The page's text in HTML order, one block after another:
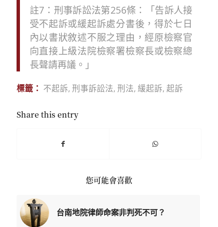
註7 ： 刑事訴訟法第256條 ： 「告訴人接
受不起訴或緩起訴處分書後，得於七日
內以書狀敘述不服之理由，經原檢察官
向直接上級法院檢察署檢察長或檢察總
長聲請再議。 」
標籤： 不起訴, 刑事訴訟法, 刑法, 緩起訴, 起訴
Share this entry
您可能會喜歡
台南地院律師命案非判死不可？